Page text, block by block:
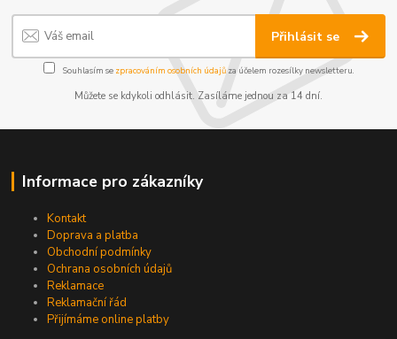
Přihlásit se
Souhlasím se zpracováním osobních údajůza účelem rozesílky newsletteru.
Můžete se kdykoli odhlásit. Zasíláme jednou za 14 dní.
Informace pro zákazníky
Kontakt
Doprava a platba
Obchodní podmínky
Ochrana osobních údajů
Reklamace
Reklamační řád
Přijímáme online platby